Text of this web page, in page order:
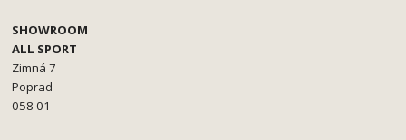
SHOWROOM
ALL SPORT
Zimná 7
Poprad
058 01